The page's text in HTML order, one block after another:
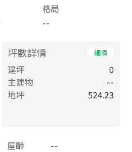
格局
--
坪數詳情 細項
建坪
0
主建物
--
地坪
524.23
屋齡
--